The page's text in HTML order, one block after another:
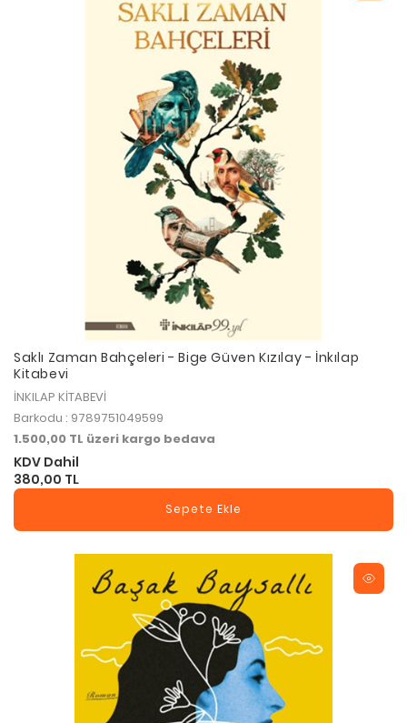
Saklı Zaman Bahçeleri - Bige Güven Kızılay - İnkılap
Kitabevi
İNKILAP KİTABEVİ
Barkodu : 9789751049599
1.500,00 TL üzeri kargo bedava
KDV Dahil
380,00 TL
Sepete Ekle